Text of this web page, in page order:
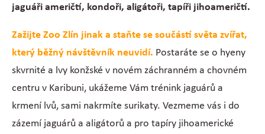
jaguáři američtí, kondoři, aligátoři, tapíři jihoameričtí.
Zažijte Zoo Zlín jinak a staňte se součástí světa zvířat,
který běžný návštěvník neuvidí. Postaráte se o hyeny
skvrnité a lvy konžské v novém záchranném a chovném
centru v Karibuni, ukážeme Vám trénink jaguárů a
krmení lvů, sami nakrmíte surikaty. Vezmeme vás i do
zázemí jaguárů a aligátorů a pro tapíry jihoamerické